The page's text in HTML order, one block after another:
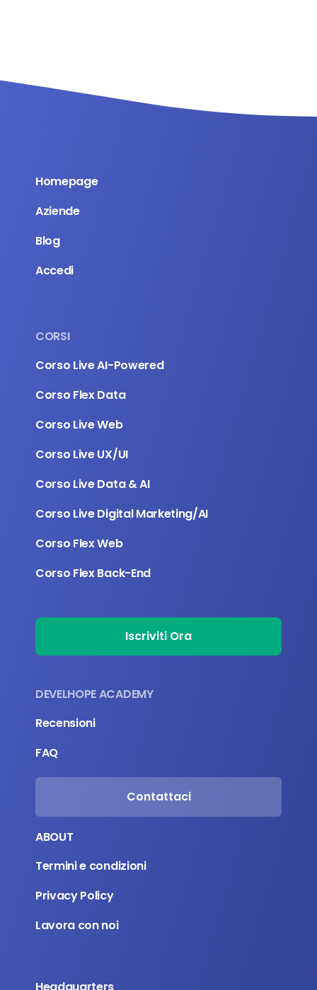
Homepage
Aziende
Blog
Accedi
CORSI
Corso Live AI-Powered
Corso Flex Data
Corso Live Web
Corso Live UX/UI
Corso Live Data & AI
Corso Live Digital Marketing/AI
Corso Flex Web
Corso Flex Back-End
Iscriviti Ora
DEVELHOPE ACADEMY
Recensioni
FAQ
Contattaci
ABOUT
Termini e condizioni
Privacy Policy
Lavora con noi